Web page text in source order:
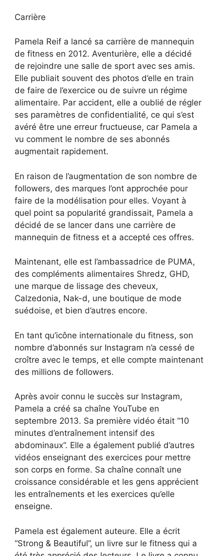
Carrière
Pamela Reif a lancé sa carrière de mannequin
de fitness en 2012. Aventurière, elle a décidé
de rejoindre une salle de sport avec ses amis.
Elle publiait souvent des photos d’elle en train
de faire de l’exercice ou de suivre un régime
alimentaire. Par accident, elle a oublié de régler
ses paramètres de confidentialité, ce qui s’est
avéré être une erreur fructueuse, car Pamela a
vu comment le nombre de ses abonnés
augmentait rapidement.
En raison de l’augmentation de son nombre de
followers, des marques l’ont approchée pour
faire de la modélisation pour elles. Voyant à
quel point sa popularité grandissait, Pamela a
décidé de se lancer dans une carrière de
mannequin de fitness et a accepté ces offres.
Maintenant, elle est l’ambassadrice de PUMA,
des compléments alimentaires Shredz, GHD,
une marque de lissage des cheveux,
Calzedonia, Nak-d, une boutique de mode
suédoise, et bien d’autres encore.
En tant qu’icône internationale du fitness, son
nombre d’abonnés sur Instagram n’a cessé de
croître avec le temps, et elle compte maintenant
des millions de followers.
Après avoir connu le succès sur Instagram,
Pamela a créé sa chaîne YouTube en
septembre 2013. Sa première vidéo était “10
minutes d’entraînement intensif des
abdominaux”. Elle a également publié d’autres
vidéos enseignant des exercices pour mettre
son corps en forme. Sa chaîne connaît une
croissance considérable et les gens apprécient
les entraînements et les exercices qu’elle
enseigne.
Pamela est également auteure. Elle a écrit
“Strong & Beautiful”, un livre sur le fitness qui a